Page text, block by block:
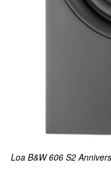
Loa B&W 606 S2